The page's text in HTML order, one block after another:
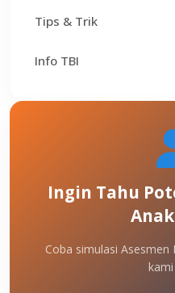
Tips & Trik
Info TBI
Ingin Tahu
Coba simulasi